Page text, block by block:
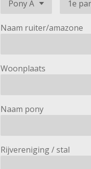
Naam ruiter/amazone
Woonplaats
Naam pony
Rijvereniging / stal